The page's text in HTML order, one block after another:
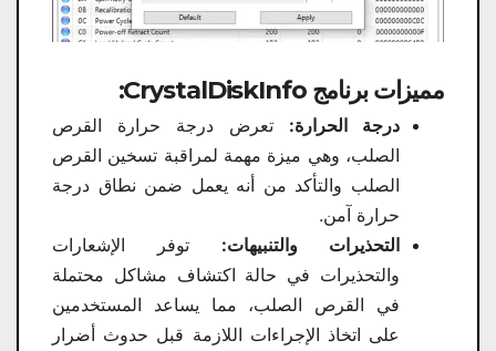
مميزات برنامج CrystalDiskInfo:
درجة الحرارة: تعرض درجة حرارة القرص
الصلب، وهي ميزة مهمة لمراقبة تسخين القرص
الصلب والتأكد من أنه يعمل ضمن نطاق درجة
حرارة آمن.
التحذيرات والتنبيهات: توفر الإشعارات
والتحذيرات في حالة اكتشاف مشاكل محتملة
في القرص الصلب، مما يساعد المستخدمين
على اتخاذ الإجراءات اللازمة قبل حدوث أضرار